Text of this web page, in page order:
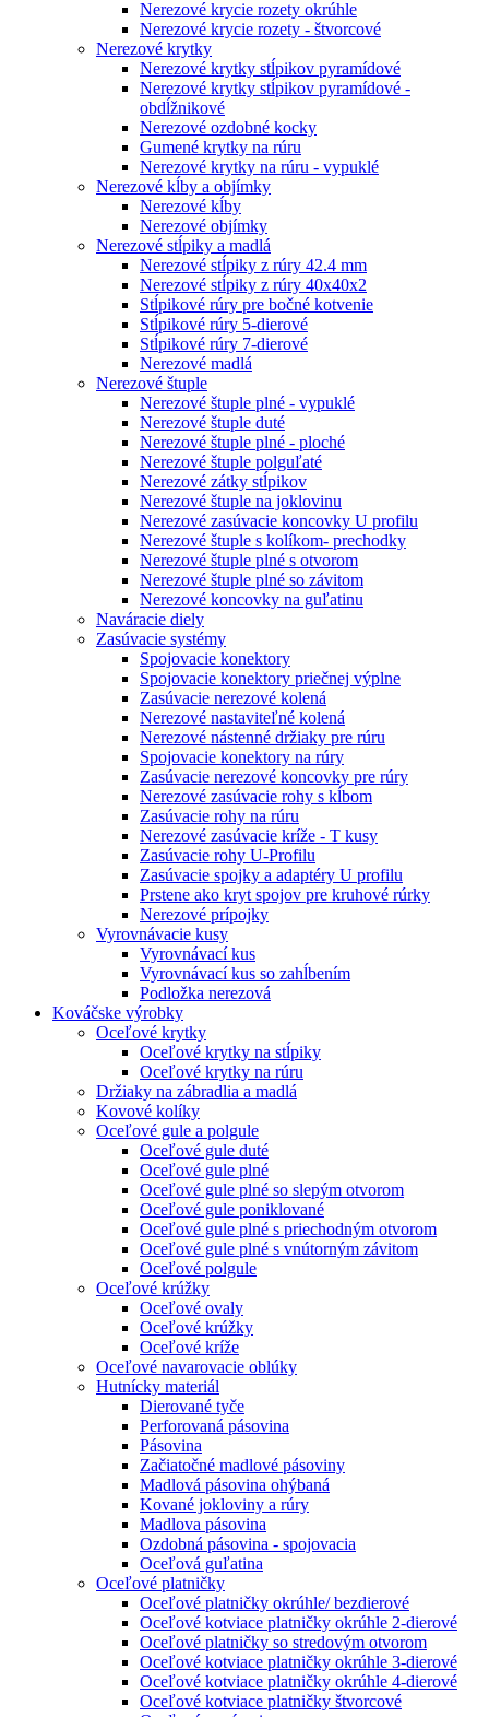
Nerezové krycie rozety okrúhle
Nerezové krycie rozety - štvorcové
Nerezové krytky
Nerezové krytky stĺpikov pyramídové
Nerezové krytky stĺpikov pyramídové -
obdĺžnikové
Nerezové ozdobné kocky
Gumené krytky na rúru
Nerezové krytky na rúru - vypuklé
Nerezové kĺby a objímky
Nerezové kĺby
Nerezové objímky
Nerezové stĺpiky a madlá
Nerezové stĺpiky z rúry 42.4 mm
Nerezové stĺpiky z rúry 40x40x2
Stĺpikové rúry pre bočné kotvenie
Stĺpikové rúry 5-dierové
Stĺpikové rúry 7-dierové
Nerezové madlá
Nerezové štuple
Nerezové štuple plné - vypuklé
Nerezové štuple duté
Nerezové štuple plné - ploché
Nerezové štuple polguľaté
Nerezové zátky stĺpikov
Nerezové štuple na joklovinu
Nerezové zasúvacie koncovky U profilu
Nerezové štuple s kolíkom- prechodky
Nerezové štuple plné s otvorom
Nerezové štuple plné so závitom
Nerezové koncovky na guľatinu
Naváracie diely
Zasúvacie systémy
Spojovacie konektory
Spojovacie konektory priečnej výplne
Zasúvacie nerezové kolená
Nerezové nastaviteľné kolená
Nerezové nástenné držiaky pre rúru
Spojovacie konektory na rúry
Zasúvacie nerezové koncovky pre rúry
Nerezové zasúvacie rohy s kĺbom
Zasúvacie rohy na rúru
Nerezové zasúvacie kríže - T kusy
Zasúvacie rohy U-Profilu
Zasúvacie spojky a adaptéry U profilu
Prstene ako kryt spojov pre kruhové rúrky
Nerezové prípojky
Vyrovnávacie kusy
Vyrovnávací kus
Vyrovnávací kus so zahĺbením
Podložka nerezová
Kováčske výrobky
Oceľové krytky
Oceľové krytky na stĺpiky
Oceľové krytky na rúru
Držiaky na zábradlia a madlá
Kovové kolíky
Oceľové gule a polgule
Oceľové gule duté
Oceľové gule plné
Oceľové gule plné so slepým otvorom
Oceľové gule poniklované
Oceľové gule plné s priechodným otvorom
Oceľové gule plné s vnútorným závitom
Oceľové polgule
Oceľové krúžky
Oceľové ovaly
Oceľové krúžky
Oceľové kríže
Oceľové navarovacie oblúky
Hutnícky materiál
Dierované tyče
Perforovaná pásovina
Pásovina
Začiatočné madlové pásoviny
Madlová pásovina ohýbaná
Kované jokloviny a rúry
Madlova pásovina
Ozdobná pásovina - spojovacia
Oceľová guľatina
Oceľové platničky
Oceľové platničky okrúhle/ bezdierové
Oceľové kotviace platničky okrúhle 2-dierové
Oceľové platničky so stredovým otvorom
Oceľové kotviace platničky okrúhle 3-dierové
Oceľové kotviace platničky okrúhle 4-dierové
Oceľové kotviace platničky štvorcové